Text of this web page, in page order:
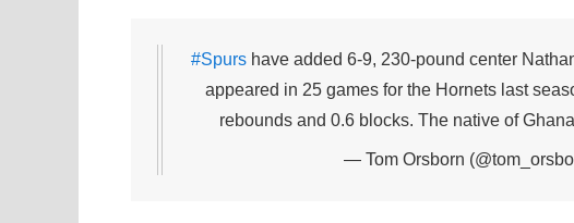
#Spurs have added 6-9, 230-pound center
appeared in 25 games for the Hornets last
rebounds and 0.6 blocks. The native of
— Tom Orsborn